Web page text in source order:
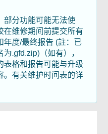
部分功能可能无法使
在维修期间前提交所有
年度/最终报告 (註：已
.gfd.zip)（如有），
表格和报告可能与升级
。有关维护时间表的详